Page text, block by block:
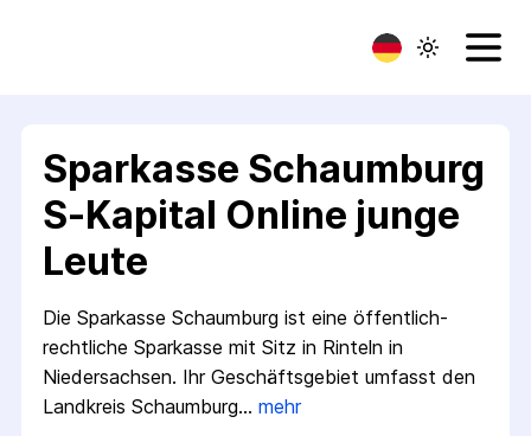
Sparkasse Schaumburg
S-Kapital Online junge
Leute
Die Sparkasse Schaumburg ist eine öffentlich­
rechtliche Sparkasse mit Sitz in Rinteln in
Niedersachsen. Ihr Geschäfts­gebiet umfasst den
Landkreis Schaumburg… mehr